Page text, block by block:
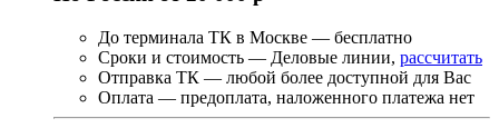
До терминала ТК в Москве — бесплатно
Сроки и стоимость — Деловые линии, рассчитать
Отправка ТК — любой более доступной для Вас
Оплата — предоплата, наложенного платежа нет